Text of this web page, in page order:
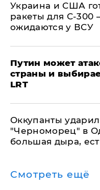
Украина и США
ракеты для С-300
ожидаются у ВСУ
Путин может
страны и
LRT
Оккупанты
"Черноморец" в
большая дыра,
Смотреть ещё